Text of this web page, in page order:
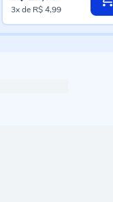
Preço
especial
3xde R$ 4,99